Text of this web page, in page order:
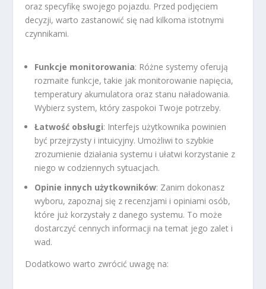
oraz specyfikę swojego pojazdu. Przed podjęciem
decyzji, warto zastanowić się nad kilkoma istotnymi
czynnikami.
Funkcje monitorowania: Różne systemy oferują
rozmaite funkcje, takie jak monitorowanie napięcia,
temperatury akumulatora oraz stanu naładowania.
Wybierz system, który zaspokoi Twoje potrzeby.
Łatwość obsługi: Interfejs użytkownika powinien
być przejrzysty i intuicyjny. Umożliwi to szybkie
zrozumienie działania systemu i ułatwi korzystanie z
niego w codziennych sytuacjach.
Opinie innych użytkowników: Zanim dokonasz
wyboru, zapoznaj się z recenzjami i opiniami osób,
które już korzystały z danego systemu. To może
dostarczyć cennych informacji na temat jego zalet i
wad.
Dodatkowo warto zwrócić uwagę na: